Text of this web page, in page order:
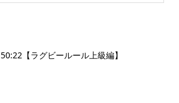
50:22【ラグビールール上級編】